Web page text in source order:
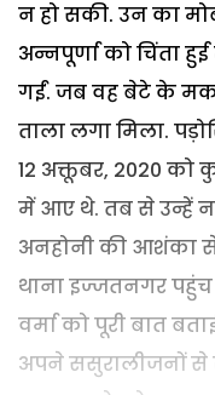
न हो सकी. उन का
अन्नपूर्णा को चिंता
गईं. जब वह बेटे के
ताला लगा मिला.
12 अक्तूबर, 2020
में आए थे. तब से उन्हें
अनहोनी की आशंका
थाना इज्जतनगर
वर्मा को पूरी बात
अपने ससुरालीजनों से